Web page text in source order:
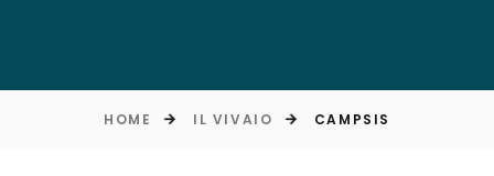
HOME IL VIVAIO CAMPSIS